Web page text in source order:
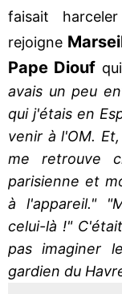
faisait
rejoigne
Pape Diouf
avais un peu
qui j'étais en
venir à l'OM.
me retrouve
parisienne et
à l'appareil."
celui-là !"
pas imaginer
gardien du